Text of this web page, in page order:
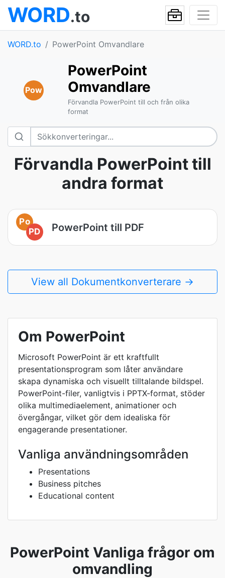
WORD.to
WORD.to PowerPoint Omvandlare
Pow
PowerPoint
Omvandlare
Förvandla PowerPoint till och från olika
format
Förvandla PowerPoint till
andra format
Po
PD
PowerPoint till PDF
View all Dokumentkonverterare →
Om PowerPoint
Microsoft PowerPoint är ett kraftfullt
presentationsprogram som låter användare
skapa dynamiska och visuellt tilltalande bildspel.
PowerPoint-filer, vanligtvis i PPTX-format, stöder
olika multimediaelement, animationer och
övergångar, vilket gör dem idealiska för
engagerande presentationer.
Vanliga användningsområden
Presentations
Business pitches
Educational content
PowerPoint Vanliga frågor om
omvandling